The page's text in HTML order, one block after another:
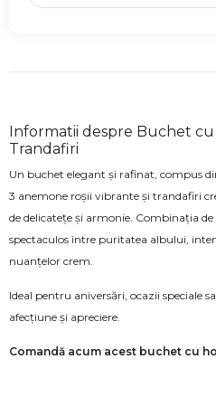
Informatii despre Buchet cu
Trandafiri
Un buchet elegant și rafinat, compus
3 anemone roșii vibrante și trandafiri
de delicatețe și armonie. Combinația
spectaculos între puritatea albului,
nuanțelor crem.
Ideal pentru aniversări, ocazii speciale
afecțiune și apreciere.
Comandă acum acest buchet cu